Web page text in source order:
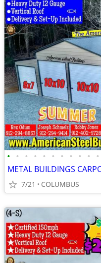
• • • • • • • • • • •
7/21 COLUMBUS